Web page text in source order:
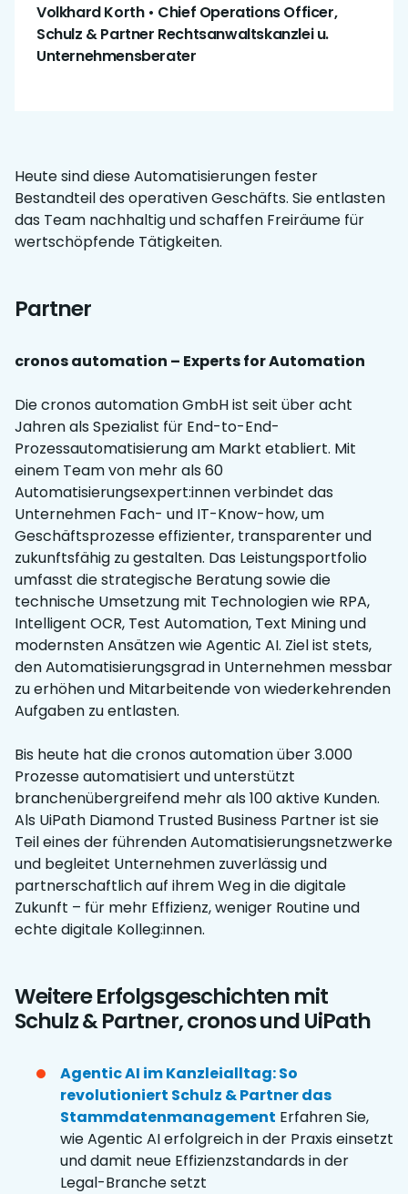
Volkhard Korth • Chief Operations Officer,
Schulz & Partner Rechtsanwaltskanzlei u.
Unternehmensberater
Heute sind diese Automatisierungen fester
Bestandteil des operativen Geschäfts. Sie entlasten
das Team nachhaltig und schaffen Freiräume für
wertschöpfende Tätigkeiten.
Partner
cronos automation – Experts for Automation
Die cronos automation GmbH ist seit über acht
Jahren als Spezialist für End-to-End-
Prozessautomatisierung am Markt etabliert. Mit
einem Team von mehr als 60
Automatisierungsexpert:innen verbindet das
Unternehmen Fach- und IT-Know-how, um
Geschäftsprozesse effizienter, transparenter und
zukunftsfähig zu gestalten. Das Leistungsportfolio
umfasst die strategische Beratung sowie die
technische Umsetzung mit Technologien wie RPA,
Intelligent OCR, Test Automation, Text Mining und
modernsten Ansätzen wie Agentic AI. Ziel ist stets,
den Automatisierungsgrad in Unternehmen messbar
zu erhöhen und Mitarbeitende von wiederkehrenden
Aufgaben zu entlasten.
Bis heute hat die cronos automation über 3.000
Prozesse automatisiert und unterstützt
branchenübergreifend mehr als 100 aktive Kunden.
Als UiPath Diamond Trusted Business Partner ist sie
Teil eines der führenden Automatisierungsnetzwerke
und begleitet Unternehmen zuverlässig und
partnerschaftlich auf ihrem Weg in die digitale
Zukunft – für mehr Effizienz, weniger Routine und
echte digitale Kolleg:innen.
Weitere Erfolgsgeschichten mit
Schulz & Partner, cronos und UiPath
Agentic AI im Kanzleialltag: So
revolutioniert Schulz & Partner das
Stammdatenmanagement Erfahren Sie,
wie Agentic AI erfolgreich in der Praxis einsetzt
und damit neue Effizienzstandards in der
Legal-Branche setzt